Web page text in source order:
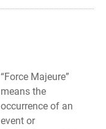
“Force Majeure”
means the
occurrence of an
event or